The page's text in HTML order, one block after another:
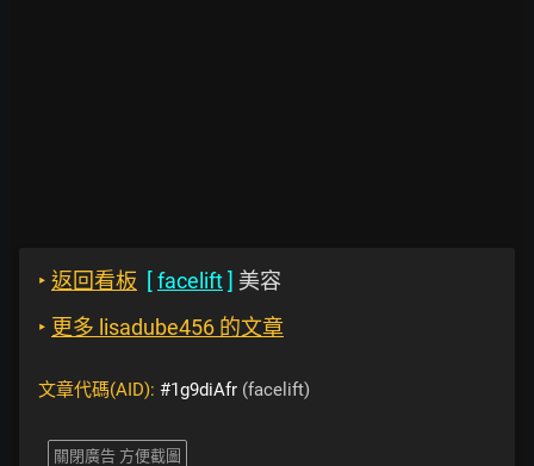
‣ 返回看板 [facelift] 美容
‣ 更多 lisadube456 的文章
文章代碼(AID): #1g9diAfr (facelift)
關閉廣告 方便截圖